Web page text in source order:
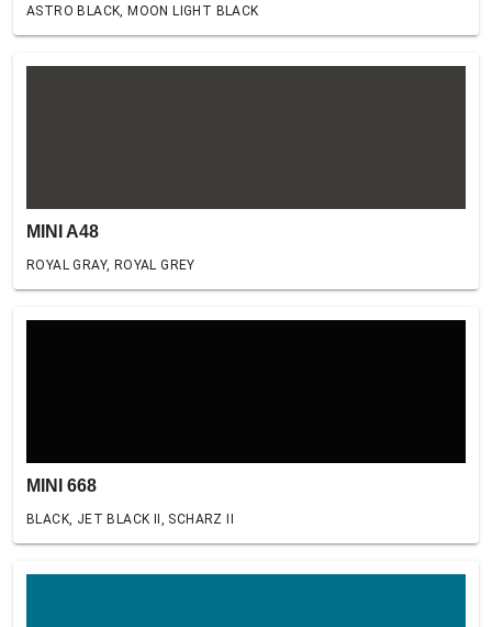
ASTRO BLACK, MOON LIGHT BLACK
MINI A48
ROYAL GRAY, ROYAL GREY
MINI 668
BLACK, JET BLACK II, SCHARZ II